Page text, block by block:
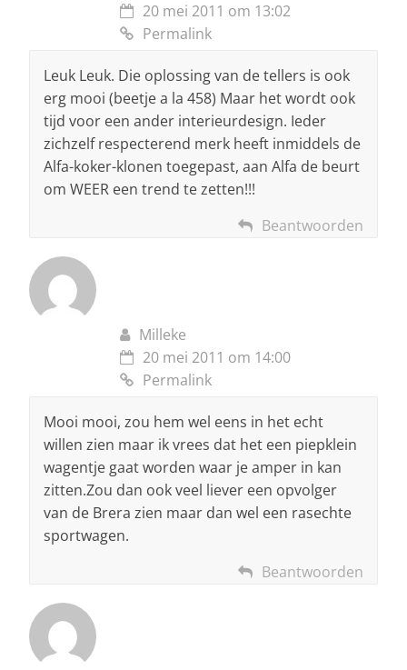
20 mei 2011 om 13:02
Permalink
Leuk Leuk. Die oplossing van de tellers is ook
erg mooi (beetje a la 458) Maar het wordt ook
tijd voor een ander interieurdesign. Ieder
zichzelf respecterend merk heeft inmiddels de
Alfa-koker-klonen toegepast, aan Alfa de beurt
om WEER een trend te zetten!!!
Beantwoorden
Milleke
20 mei 2011 om 14:00
Permalink
Mooi mooi, zou hem wel eens in het echt
willen zien maar ik vrees dat het een piepklein
wagentje gaat worden waar je amper in kan
zitten.Zou dan ook veel liever een opvolger
van de Brera zien maar dan wel een rasechte
sportwagen.
Beantwoorden